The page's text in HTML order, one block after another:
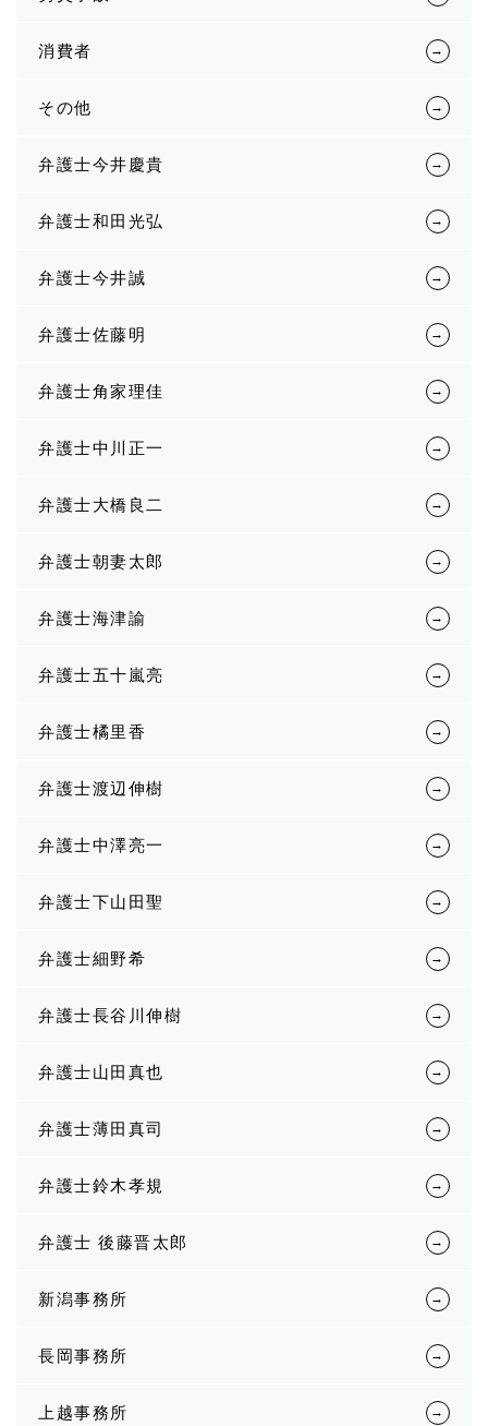
消費者
その他
弁護士今井慶貴
弁護士和田光弘
弁護士今井誠
弁護士佐藤明
弁護士角家理佳
弁護士中川正一
弁護士大橋良二
弁護士朝妻太郎
弁護士海津諭
弁護士五十嵐亮
弁護士橘里香
弁護士渡辺伸樹
弁護士中澤亮一
弁護士下山田聖
弁護士細野希
弁護士長谷川伸樹
弁護士山田真也
弁護士薄田真司
弁護士鈴木孝規
弁護士 後藤晋太郎
新潟事務所
長岡事務所
上越事務所